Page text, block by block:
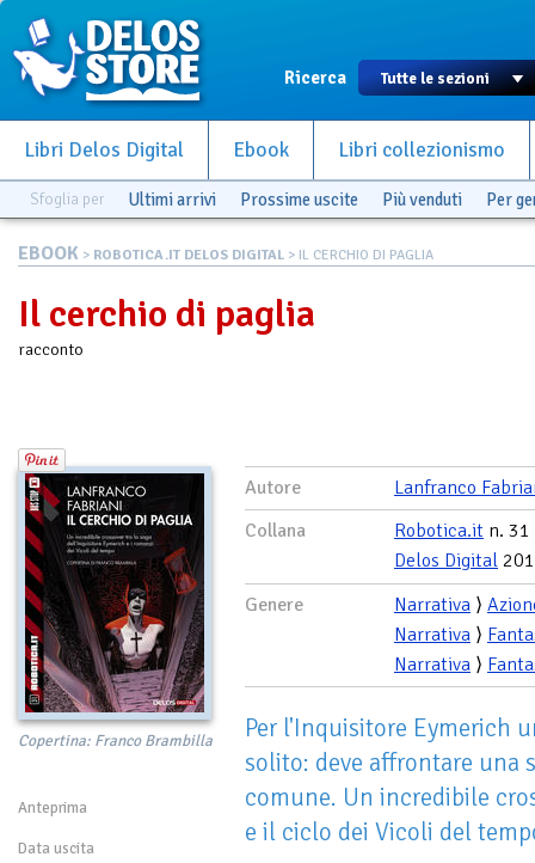
Ricerca
Libri Delos Digital Ebook Libri collezionismo
Sfoglia per Ultimi arrivi Prossime uscite Più venduti Per
EBOOK > ROBOTICA.IT DELOS DIGITAL > IL CERCHIO DI PAGLIA
Il cerchio di paglia
racconto
Copertina: Franco Brambilla
Anteprima
Data uscita
Autore
Lanfranco
Collana
Robotica.it n. 31
Delos Digital
Genere
Narrativa ⟩
Narrativa ⟩
Narrativa ⟩
Per l'Inquisitore Eymerich
solito: deve affrontare una
comune. Un incredibile
e il ciclo dei Vicoli del